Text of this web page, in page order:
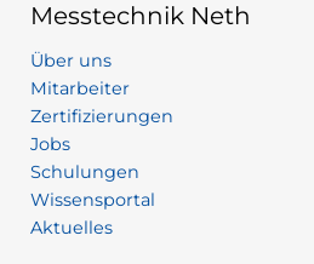
Messtechnik Neth
Über uns
Mitarbeiter
Zertifizierungen
Jobs
Schulungen
Wissensportal
Aktuelles